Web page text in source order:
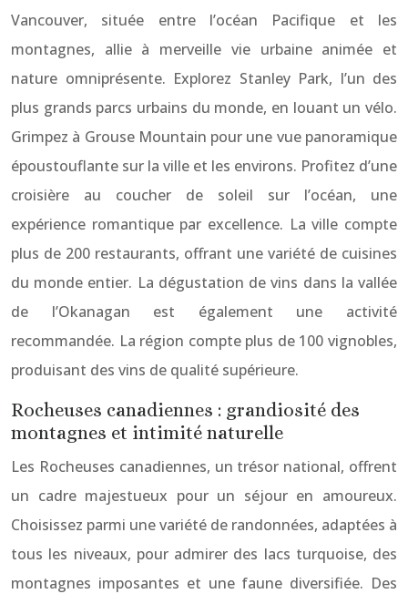
Vancouver, située entre l’océan Pacifique et les
montagnes, allie à merveille vie urbaine animée et
nature omniprésente. Explorez Stanley Park, l’un des
plus grands parcs urbains du monde, en louant un vélo.
Grimpez à Grouse Mountain pour une vue panoramique
époustouflante sur la ville et les environs. Profitez d’une
croisière au coucher de soleil sur l’océan, une
expérience romantique par excellence. La ville compte
plus de 200 restaurants, offrant une variété de cuisines
du monde entier. La dégustation de vins dans la vallée
de l’Okanagan est également une activité
recommandée. La région compte plus de 100 vignobles,
produisant des vins de qualité supérieure.
Rocheuses canadiennes : grandiosité des
montagnes et intimité naturelle
Les Rocheuses canadiennes, un trésor national, offrent
un cadre majestueux pour un séjour en amoureux.
Choisissez parmi une variété de randonnées, adaptées à
tous les niveaux, pour admirer des lacs turquoise, des
montagnes imposantes et une faune diversifiée. Des